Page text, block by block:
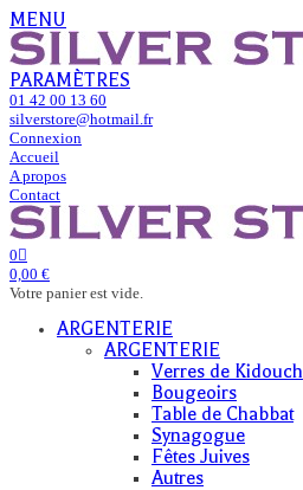
MENU
PARAMÈTRES
01 42 00 13 60
silverstore@hotmail.fr
Connexion
Accueil
A propos
Contact
0
0,00 €
Votre panier est vide.
ARGENTERIE
ARGENTERIE
Verres de Kidouch
Bougeoirs
Table de Chabbat
Synagogue
Fêtes Juives
Autres